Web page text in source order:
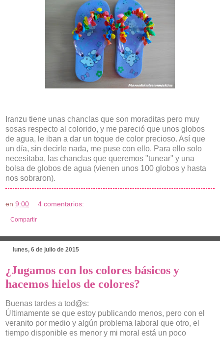
Iranzu tiene unas chanclas que son moraditas pero muy
sosas respecto al colorido, y me pareció que unos globos
de agua, le iban a dar un toque de color precioso. Así que
un día, sin decirle nada, me puse con ello. Para ello solo
necesitaba, las chanclas que queremos "tunear" y una
bolsa de globos de agua (vienen unos 100 globos y hasta
nos sobraron).
en 9:00 4 comentarios:
Compartir
lunes, 6 de julio de 2015
¿Jugamos con los colores básicos y
hacemos hielos de colores?
Buenas tardes a tod@s:
Últimamente se que estoy publicando menos, pero con el
veranito por medio y algún problema laboral que otro, el
tiempo disponible es menor y mi moral está un poco